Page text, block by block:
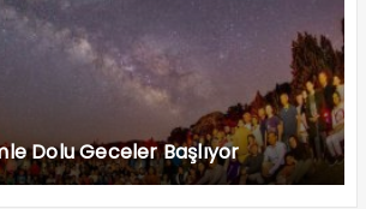
Dolu Geceler Başlıyor